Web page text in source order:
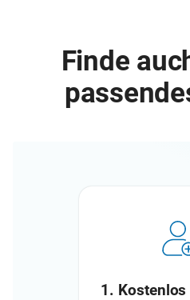
Finde
1. Kostenlos